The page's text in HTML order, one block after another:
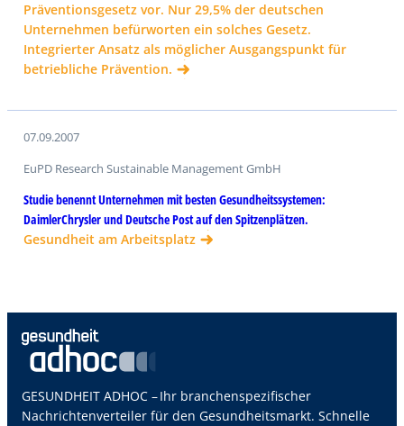
Präventionsgesetz vor. Nur 29,5% der deutschen
Unternehmen befürworten ein solches Gesetz.
Integrierter Ansatz als möglicher Ausgangspunkt für
betriebliche Prävention.
07.09.2007
EuPD Research Sustainable Management GmbH
Studie benennt Unternehmen mit besten Gesundheitssystemen:
DaimlerChrysler und Deutsche Post auf den Spitzenplätzen.
Gesundheit am Arbeitsplatz
GESUNDHEIT ADHOC – Ihr branchenspezifischer
Nachrichtenverteiler für den Gesundheitsmarkt. Schnelle